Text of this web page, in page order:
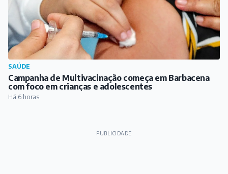
SAÚDE
Campanha de Multivacinação começa em Barbacena
com foco em crianças e adolescentes
Há 6 horas
PUBLICIDADE